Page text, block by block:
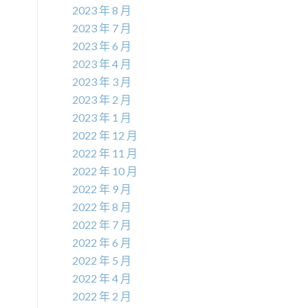
2023 年 8 月
2023 年 7 月
2023 年 6 月
2023 年 4 月
2023 年 3 月
2023 年 2 月
2023 年 1 月
2022 年 12 月
2022 年 11 月
2022 年 10 月
2022 年 9 月
2022 年 8 月
2022 年 7 月
2022 年 6 月
2022 年 5 月
2022 年 4 月
2022 年 2 月